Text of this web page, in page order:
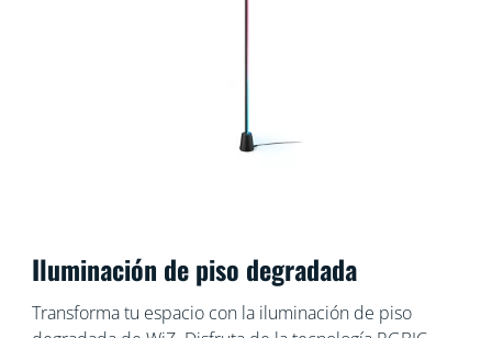
Iluminación de piso degradada
Transforma tu espacio con la iluminación de piso